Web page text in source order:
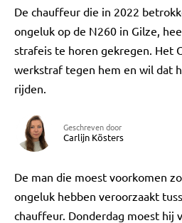
De chauffeur die in 2022
ongeluk op de N260 in Gilze,
strafeis te horen gekregen. Het
werkstraf tegen hem en wil dat
rijden.
Geschreven door
Carlijn Kösters
De man die moest voorkomen
ongeluk hebben veroorzaakt
chauffeur. Donderdag moest hij